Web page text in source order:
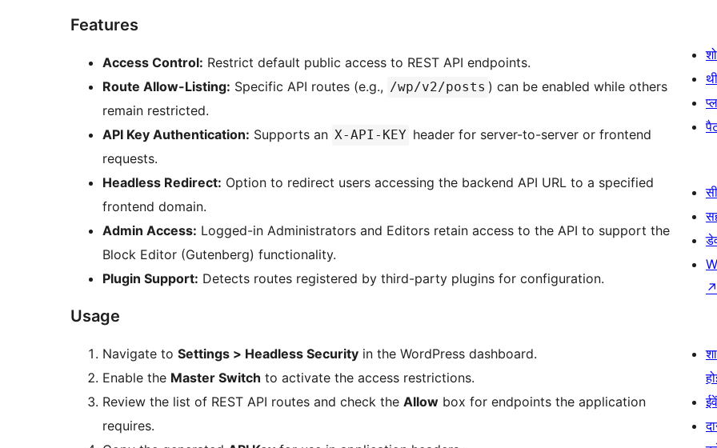
Features
Access Control: Restrict default public access to REST API endpoints.
Route Allow-Listing: Specific API routes (e.g., /wp/v2/posts ) can be enabled while others
remain restricted.
API Key Authentication: Supports an X-API-KEY header for server-to-server or frontend
requests.
Headless Redirect: Option to redirect users accessing the backend API URL to a specified
frontend domain.
Admin Access: Logged-in Administrators and Editors retain access to the API to support the
Block Editor (Gutenberg) functionality.
Plugin Support: Detects routes registered by third-party plugins for configuration.
Usage
Navigate to Settings > Headless Security in the WordPress dashboard.
Enable the Master Switch to activate the access restrictions.
Review the list of REST API routes and check the Allow box for endpoints the application
requires.
↗